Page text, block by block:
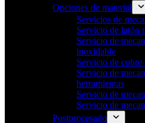
Opciones de material
Servicios de
Servicio de latón
Servicio de
inoxidable
Servicio de
Servicio de
herramientas
Servicio de
Servicio de
Postprocesado